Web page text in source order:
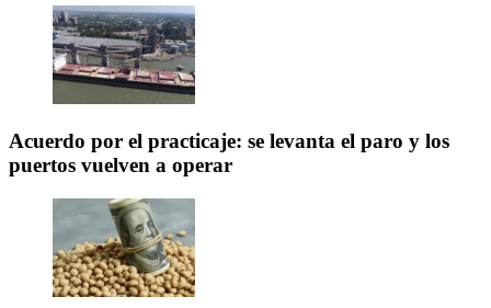
Acuerdo por el practicaje: se levanta el paro y los
puertos vuelven a operar